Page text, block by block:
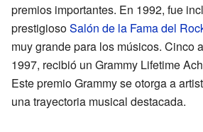
premios importantes. En 1992, fue
prestigiosoSalón de la Fama del
muy grande para los músicos. Cinco
1997, recibió un Grammy Lifetime
Este premio Grammy se otorga a
una trayectoria musical destacada.